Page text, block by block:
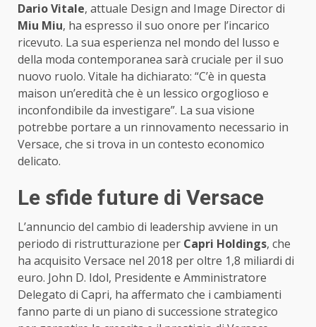
Dario Vitale, attuale Design and Image Director di
Miu Miu, ha espresso il suo onore per l’incarico
ricevuto. La sua esperienza nel mondo del lusso e
della moda contemporanea sarà cruciale per il suo
nuovo ruolo. Vitale ha dichiarato: “C’è in questa
maison un’eredità che è un lessico orgoglioso e
inconfondibile da investigare”. La sua visione
potrebbe portare a un rinnovamento necessario in
Versace, che si trova in un contesto economico
delicato.
Le sfide future di Versace
L’annuncio del cambio di leadership avviene in un
periodo di ristrutturazione per Capri Holdings, che
ha acquisito Versace nel 2018 per oltre 1,8 miliardi di
euro. John D. Idol, Presidente e Amministratore
Delegato di Capri, ha affermato che i cambiamenti
fanno parte di un piano di successione strategico